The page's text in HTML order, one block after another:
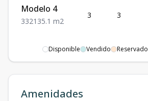
Modelo 4
332135.1 m2
3 3
Disponible Vendido Reservado
Amenidades